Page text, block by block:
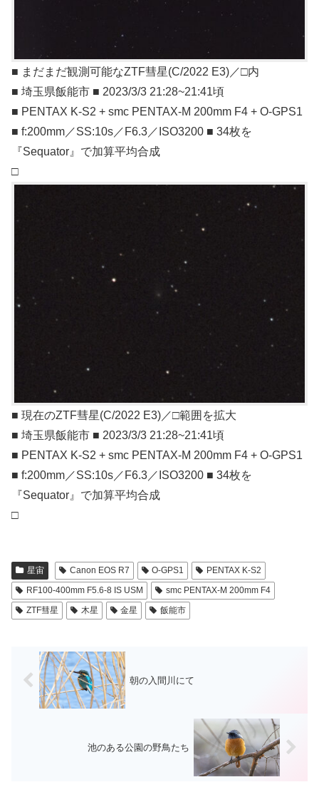
■ まだまだ観測可能なZTF彗星(C/2022 E3)／□内
■ 埼玉県飯能市 ■ 2023/3/3 21:28~21:41頃
■ PENTAX K-S2 + smc PENTAX-M 200mm F4 + O-GPS1
■ f:200mm／SS:10s／F6.3／ISO3200 ■ 34枚を
『Sequator』で加算平均合成
□
■ 現在のZTF彗星(C/2022 E3)／□範囲を拡大
■ 埼玉県飯能市 ■ 2023/3/3 21:28~21:41頃
■ PENTAX K-S2 + smc PENTAX-M 200mm F4 + O-GPS1
■ f:200mm／SS:10s／F6.3／ISO3200 ■ 34枚を
『Sequator』で加算平均合成
□
星宙 Canon EOS R7 O-GPS1
PENTAX K-S2
RF100-400mm F5.6-8 IS USM
smc PENTAX-M 200mm F4
ZTF彗星
木星 金星 飯能市
朝の入間川にて
池のある公園の野鳥たち